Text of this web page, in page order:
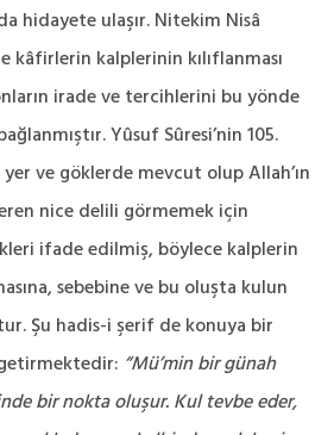
hidayete ulaşır. Nitekim Nisâ
kâfirlerin kalplerinin kılıflanması
irade ve tercihlerini bu yönde
Yûsuf Sûresi’nin 105.
ve göklerde mevcut olup Allah’ın
nice delili görmemek için
ifade edilmiş, böylece kalplerin
sebebine ve bu oluşta kulun
Şu hadis-i şerif de konuya bir
“Mü’min bir günah
bir nokta oluşur. Kul tevbe eder,